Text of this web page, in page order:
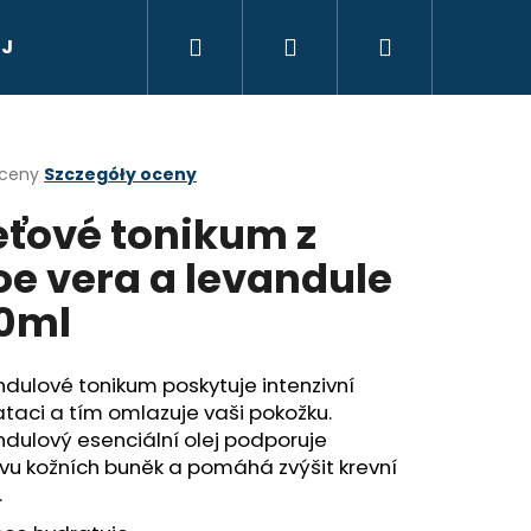
Radenska Dárkový poukaz
Zaloguj
Szczegóły oceny
tonikum z
vera a levandule
tonikum poskytuje intenzivní
a tím omlazuje vaši pokožku.
esenciální olej podporuje
kožních buněk a pomáhá zvýšit krevní
Następne
QUEEN - V
S CITRONEM 105 G